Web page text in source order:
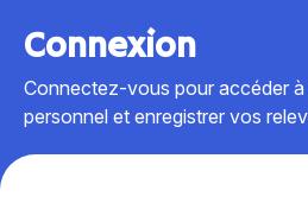
Connexion
Connectez-vous pour accéder
personnel et enregistrer vos